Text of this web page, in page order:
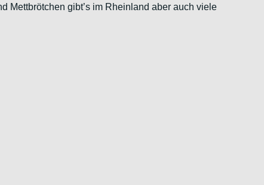
Mettbrötchen gibt’s im Rheinland aber auch viele